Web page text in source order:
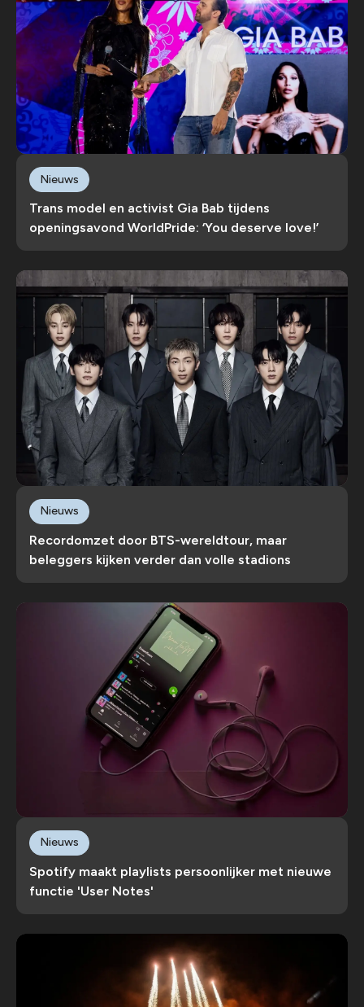
Trans model en activist Gia Bab tijdens
openingsavond WorldPride: ‘You deserve love!’
Nieuws
Recordomzet door BTS-wereldtour, maar
beleggers kijken verder dan volle stadions
Nieuws
Spotify maakt playlists persoonlijker met nieuwe
functie 'User Notes'
Nieuws